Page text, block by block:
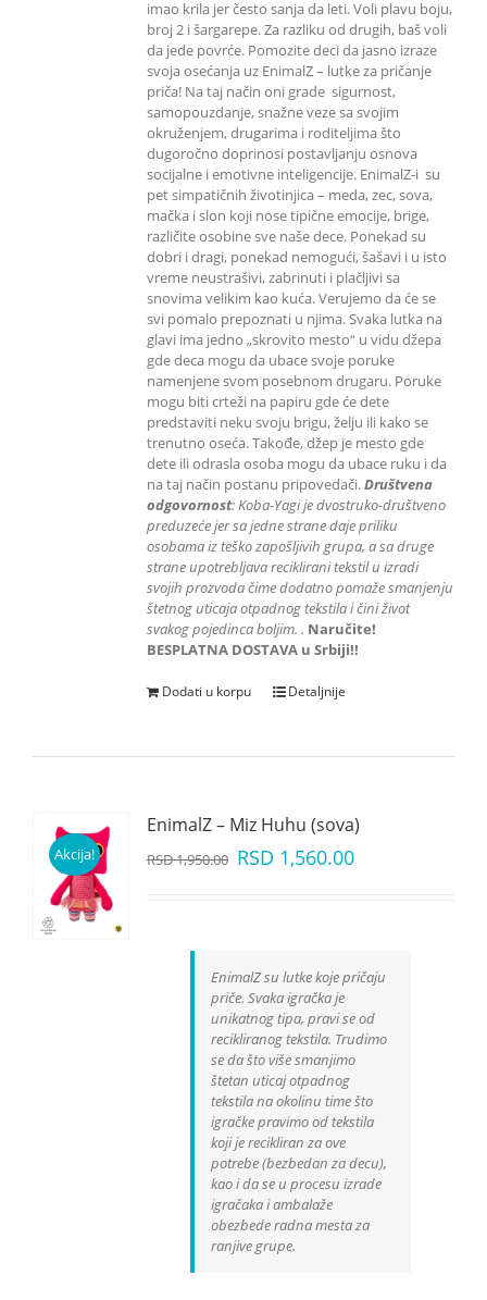
imao krila jer često sanja da leti. Voli plavu boju,
broj 2 i šargarepe. Za razliku od drugih, baš voli
da jede povrće. Pomozite deci da jasno izraze
svoja osećanja uz EnimalZ – lutke za pričanje
priča! Na taj način oni grade sigurnost,
samopouzdanje, snažne veze sa svojim
okruženjem, drugarima i roditeljima što
dugoročno doprinosi postavljanju osnova
socijalne i emotivne inteligencije. EnimalZ-i su
pet simpatičnih životinjica – meda, zec, sova,
mačka i slon koji nose tipične emocije, brige,
različite osobine sve naše dece. Ponekad su
dobri i dragi, ponekad nemogući, šašavi i u isto
vreme neustrašivi, zabrinuti i plačljivi sa
snovima velikim kao kuća. Verujemo da će se
svi pomalo prepoznati u njima. Svaka lutka na
glavi ima jedno „skrovito mesto“ u vidu džepa
gde deca mogu da ubace svoje poruke
namenjene svom posebnom drugaru. Poruke
mogu biti crteži na papiru gde će dete
predstaviti neku svoju brigu, želju ili kako se
trenutno oseća. Takođe, džep je mesto gde
dete ili odrasla osoba mogu da ubace ruku i da
na taj način postanu pripovedači.Društvena
odgovornost: Koba-Yagi je dvostruko-društveno
preduzeće jer sa jedne strane daje priliku
osobama iz teško zapošljivih grupa, a sa druge
strane upotrebljava reciklirani tekstil u izradi
svojih prozvoda čime dodatno pomaže smanjenju
štetnog uticaja otpadnog tekstila i čini život
svakog pojedinca boljim. . Naručite!
BESPLATNA DOSTAVA u Srbiji!!
Dodati u korpu Detaljnije
Akcija!
EnimalZ – Miz Huhu (sova)
RSD1,950.00 RSD 1,560.00
EnimalZ su lutke koje pričaju
priče. Svaka igračka je
unikatnog tipa, pravi se od
recikliranog tekstila. Trudimo
se da što više smanjimo
štetan uticaj otpadnog
tekstila na okolinu time što
igračke pravimo od tekstila
koji je recikliran za ove
potrebe (bezbedan za decu),
kao i da se u procesu izrade
igračaka i ambalaže
obezbede radna mesta za
ranjive grupe.